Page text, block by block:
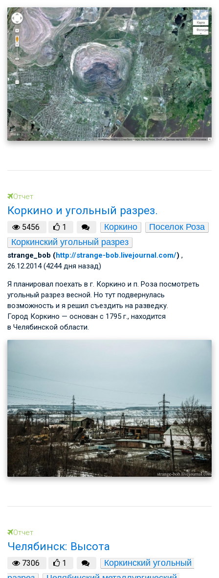
Отчет
Коркино и угольный разрез.
5456 1 Коркино
Поселок Роза
Коркинский угольный разрез
strange_bob (http://strange-bob.livejournal.com/) ,
26.12.2014 (4244 дня назад)
Я планировал поехать в г. Коркино и п. Роза посмотреть
угольный разрез весной. Но тут подвернулась
возможность и я решил съездить на разведку.
Город Коркино — основан с 1795 г., находится
в Челябинской области.
Отчет
Челябинск: Высота
7306 1
Коркинский угольный